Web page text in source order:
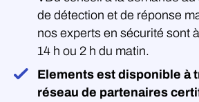
de détection et de réponse
nos experts en sécurité sont
14 h ou 2 h du matin.
Elements est disponible à
réseau de partenaires